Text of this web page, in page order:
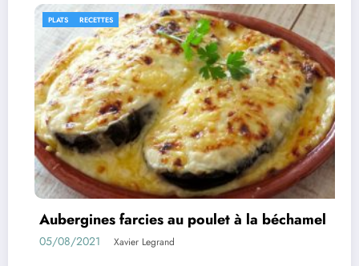
poulet à la béchamel
IDÉES RECETTES RECETTES
Rouleaux